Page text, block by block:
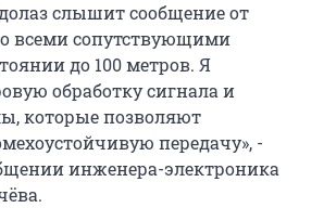
слышит сообщение от
всеми сопутствующими
до 100 метров. Я
обработку сигнала и
которые позволяют
передачу», -
инженера-электроника